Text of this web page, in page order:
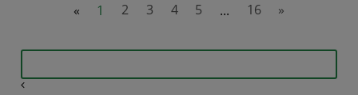
« 1 2 3 4 5 ... 16 »